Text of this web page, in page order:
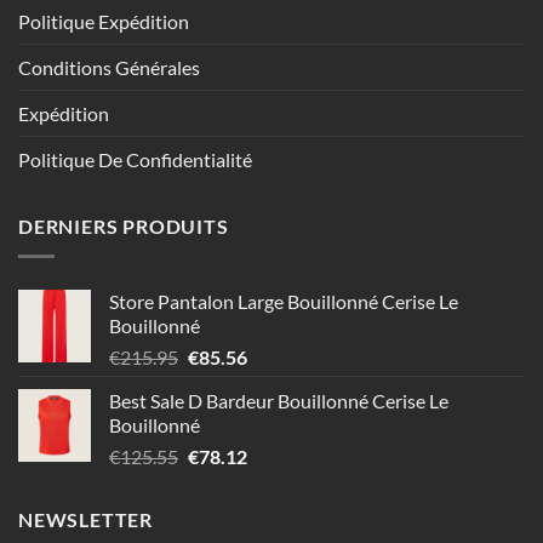
Politique Expédition
Conditions Générales
Expédition
Politique De Confidentialité
DERNIERS PRODUITS
Store Pantalon Large Bouillonné Cerise Le
Bouillonné
€215.95 Le
initial
était :
€215.95.
€85.56Le
actuel
€85.56.
Best Sale D Bardeur Bouillonné Cerise Le
Bouillonné
€125.55 Le
€78.12Le
NEWSLETTER